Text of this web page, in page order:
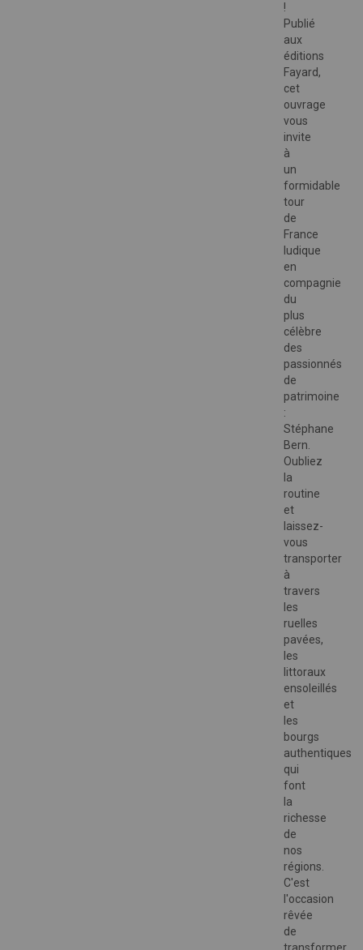
!
Publié
aux
éditions
Fayard,
cet
ouvrage
vous
invite
à
un
formidable
tour
de
France
ludique
en
compagnie
du
plus
célèbre
des
passionnés
de
patrimoine
:
Stéphane
Bern.
Oubliez
la
routine
et
laissez-
vous
transporter
à
travers
les
ruelles
pavées,
les
littoraux
ensoleillés
et
les
bourgs
authentiques
qui
font
la
richesse
de
nos
régions.
C'est
l'occasion
rêvée
de